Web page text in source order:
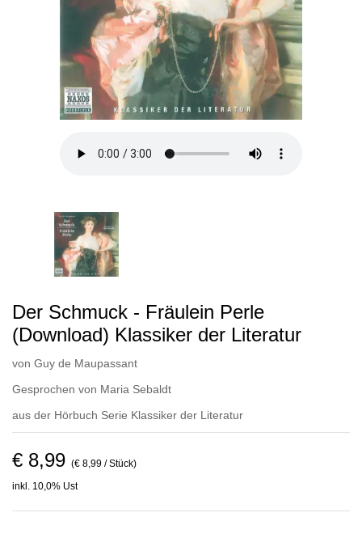
Der Schmuck - Fräulein Perle
(Download) Klassiker der Literatur
von Guy de Maupassant
Gesprochen von Maria Sebaldt
aus der Hörbuch Serie Klassiker der Literatur
€ 8,99 (€ 8,99 / Stück)
inkl. 10,0% Ust